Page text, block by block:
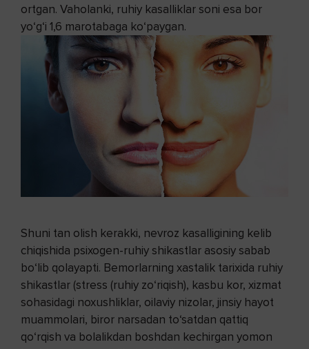
ortgan. Vaholanki, ruhiy kasalliklar soni esa bor
yo‘g‘i 1,6 marotabaga ko‘paygan.
Shuni tan olish kerakki, nevroz kasalligining kelib
chiqishida psixogen-ruhiy shikastlar asosiy sabab
bo‘lib qolayapti. Bemorlarning xastalik tarixida ruhiy
shikastlar (stress (ruhiy zo‘riqish), kasbu kor, xizmat
sohasidagi noxushliklar, oilaviy nizolar, jinsiy hayot
muammolari, biror narsadan to‘satdan qattiq
qo‘rqish va bolalikdan boshdan kechirgan yomon